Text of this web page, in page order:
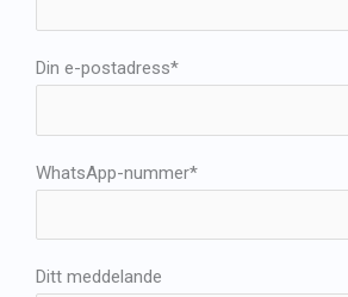
Din e-postadress*
WhatsApp-nummer*
Ditt meddelande